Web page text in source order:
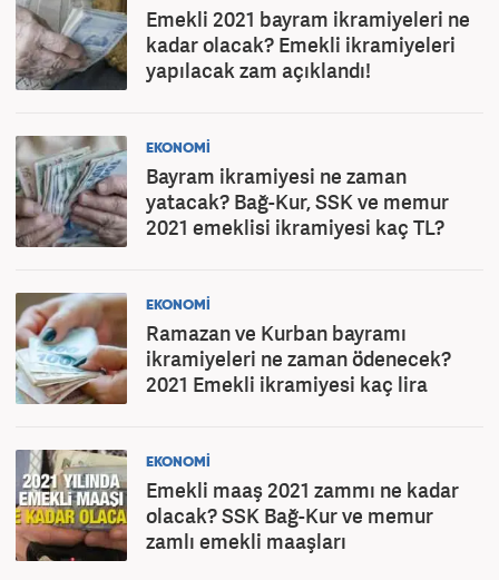
Emekli 2021 bayram ikramiyeleri ne
kadar olacak? Emekli ikramiyeleri
yapılacak zam açıklandı!
EKONOMİ
Bayram ikramiyesi ne zaman
yatacak? Bağ-Kur, SSK ve memur
2021 emeklisi ikramiyesi kaç TL?
EKONOMİ
Ramazan ve Kurban bayramı
ikramiyeleri ne zaman ödenecek?
2021 Emekli ikramiyesi kaç lira
EKONOMİ
Emekli maaş 2021 zammı ne kadar
olacak? SSK Bağ-Kur ve memur
zamlı emekli maaşları